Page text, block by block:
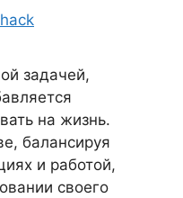
задачей,
на жизнь.
балансируя
и работой,
своего